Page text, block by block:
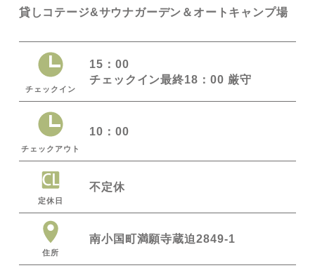
貸しコテージ&サウナガーデン＆オートキャンプ場
チェックイン
15：00
チェックイン最終18：00 厳守
チェックアウト
10：00
定休日
不定休
住所
南小国町満願寺蔵迫2849-1